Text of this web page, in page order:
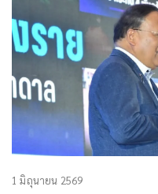
1 มิถุนายน 2569